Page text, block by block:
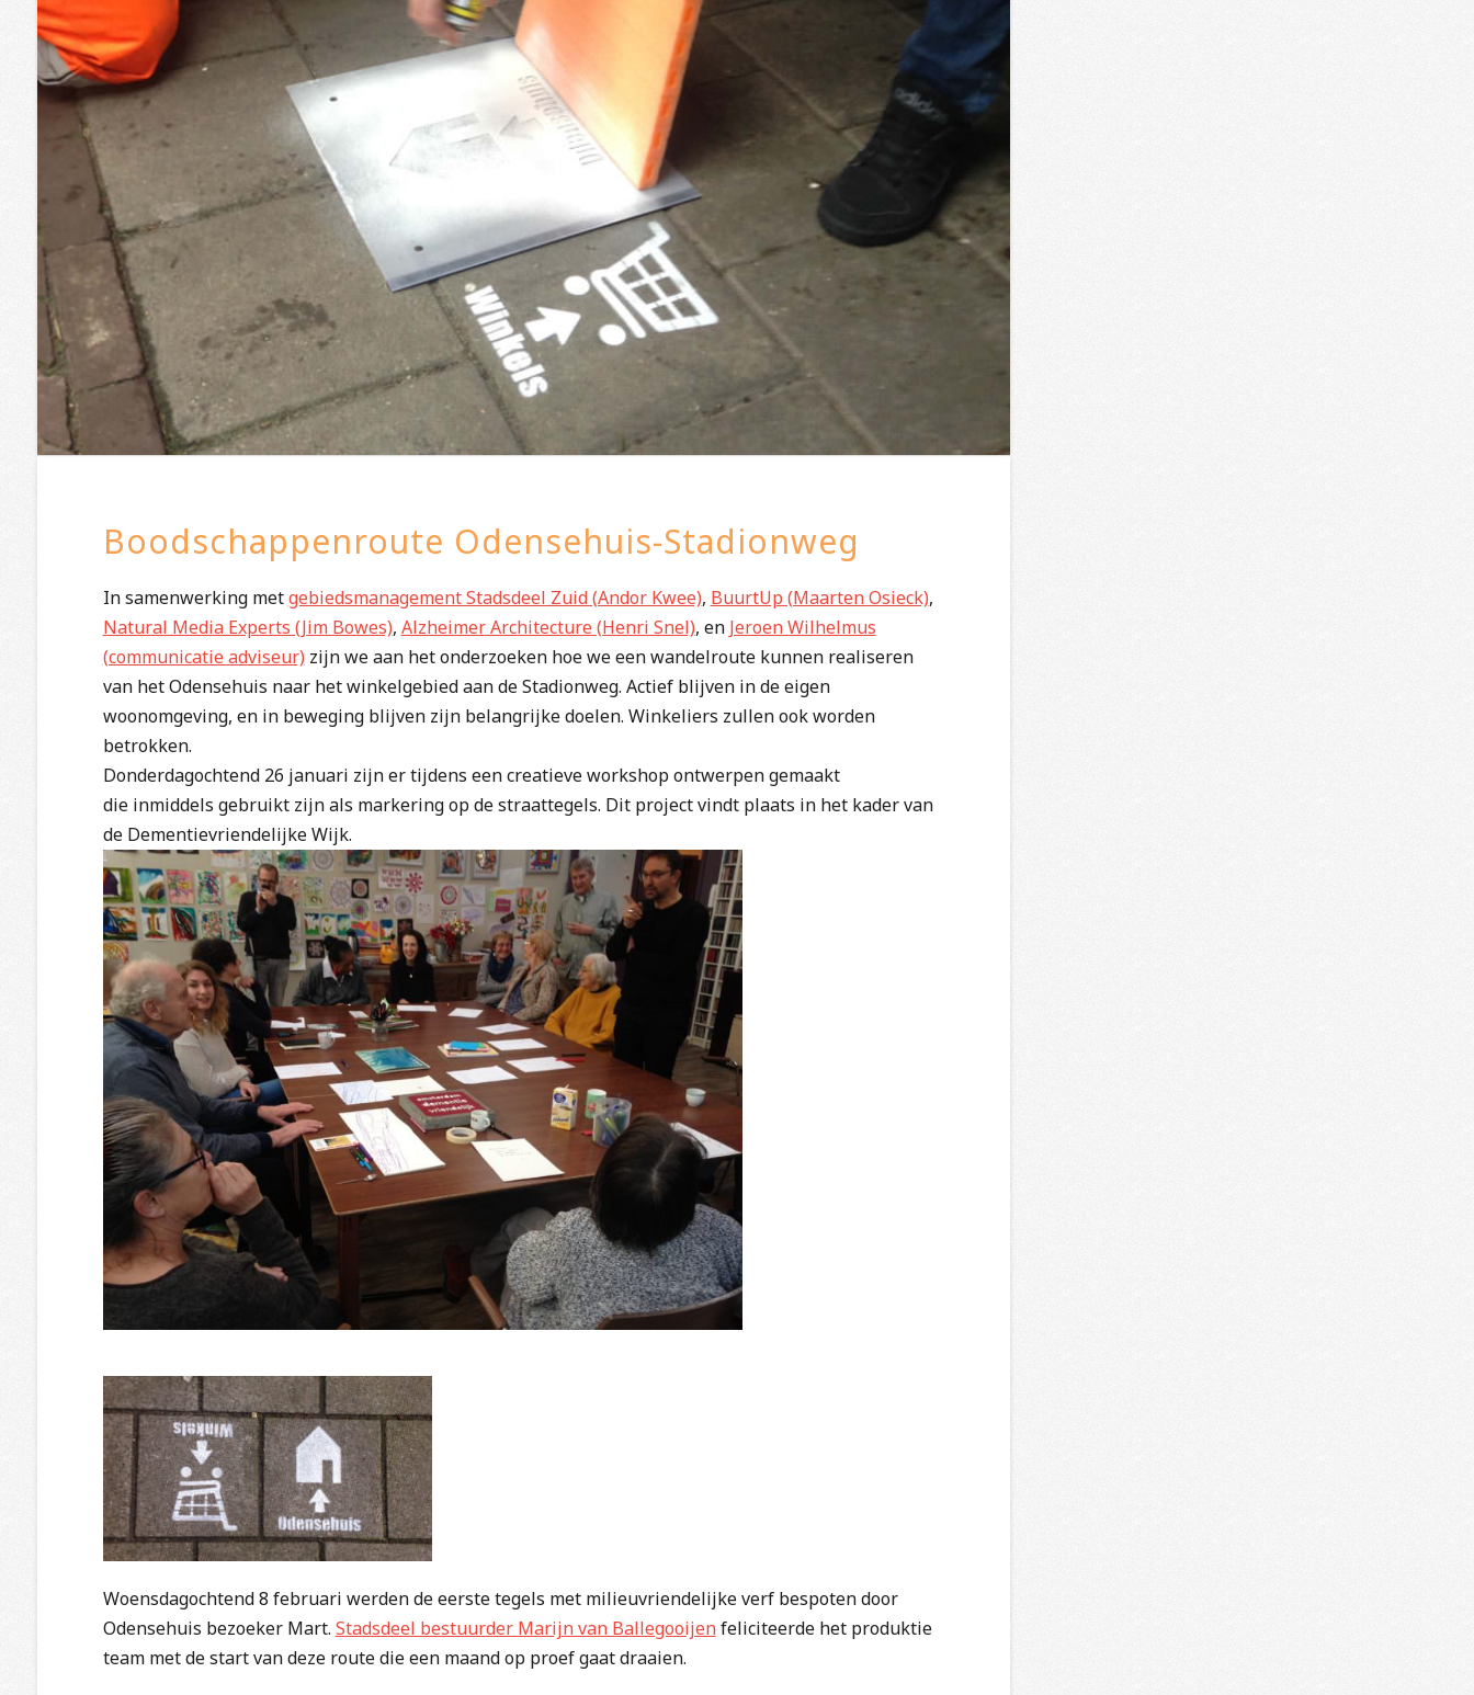
Boodschappenroute Odensehuis-Stadionweg
In samenwerking metgebiedsmanagement Stadsdeel Zuid (Andor Kwee), BuurtUp (Maarten Osieck),
Natural Media Experts (Jim Bowes), Alzheimer Architecture (Henri Snel), en Jeroen Wilhelmus
(communicatie adviseur) zijn we aan het onderzoeken hoe we een wandelroute kunnen realiseren
van het Odensehuis naar het winkelgebied aan de Stadionweg. Actief blijven in de eigen
woonomgeving, en in beweging blijven zijn belangrijke doelen. Winkeliers zullen ook worden
betrokken.
Donderdagochtend 26 januari zijn er tijdens een creatieve workshop ontwerpen gemaakt
die inmiddels gebruikt zijn als markering op de straattegels. Dit project vindt plaats in het kader van
de Dementievriendelijke Wijk.
Woensdagochtend 8 februari werden de eerste tegels met milieuvriendelijke verf bespoten door
Odensehuis bezoeker Mart. Stadsdeel bestuurder Marijn van Ballegooijenfeliciteerde het produktie
team met de start van deze route die een maand op proef gaat draaien.